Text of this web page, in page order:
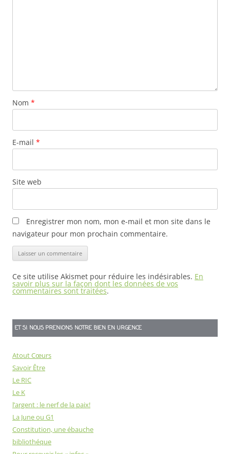
Nom *
E-mail *
Site web
Enregistrer mon nom, mon e-mail et mon site dans le
navigateur pour mon prochain commentaire.
Ce site utilise Akismet pour réduire les indésirables. En
savoir plus sur la façon dont les données de vos
commentaires sont traitées.
ET SI NOUS PRENIONS NOTRE BIEN EN URGENCE
Atout Cœurs
Savoir Être
Le RIC
Le K
l’argent : le nerf de la paix!
La June ou G1
Constitution, une ébauche
bibliothéque